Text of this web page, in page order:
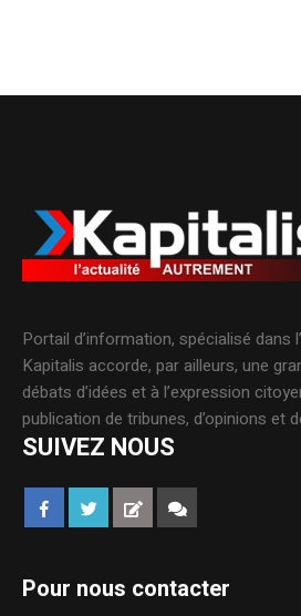
Portail d’information, spécialisé dans
Kapitalis accorde, par ailleurs, une
débats d’idées et à l’expression
publication de tribunes, d’opinions et
SUIVEZ NOUS
Pour nous contacter